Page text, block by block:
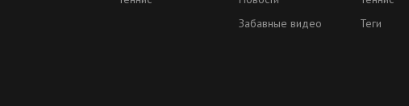
Забавные видео
Теги